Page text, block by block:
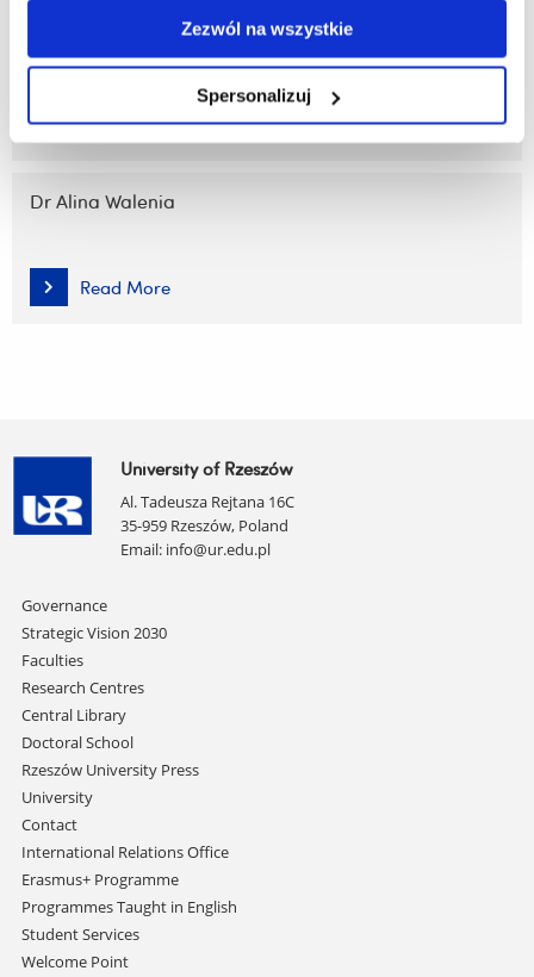
Zezwól na wszystkie
Spersonalizuj
Dr Damian S. Pyrkosz
Read More
Dr Alina Walenia
Read More
University of Rzeszów
Al. Tadeusza Rejtana 16C
35-959 Rzeszów, Poland
Email: info@ur.edu.pl
Skip
navigation
Governance
Strategic Vision 2030
Faculties
Research Centres
Central Library
Doctoral School
Rzeszów University Press
University
Contact
International Relations Office
Erasmus+ Programme
Programmes Taught in English
Student Services
Welcome Point